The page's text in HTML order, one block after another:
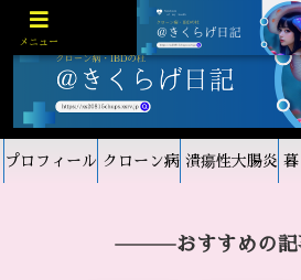
プロフィール クローン病 潰瘍性大腸炎 暮
おすすめの記
メニュー